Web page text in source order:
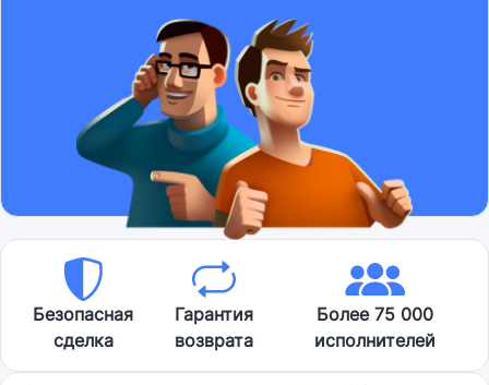
Безопасная
сделка
Гарантия
возврата
Более 75 000
исполнителей